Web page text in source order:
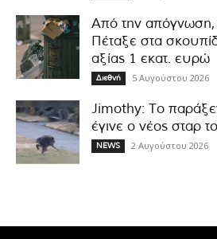
Από την
Πέταξε στα
αξίας 1 εκατ. ευρώ
Διεθνή 5 Αυγούστου 2026
Jimothy: Το
έγινε ο νέος σταρ
NEWS 2 Αυγούστου 2026